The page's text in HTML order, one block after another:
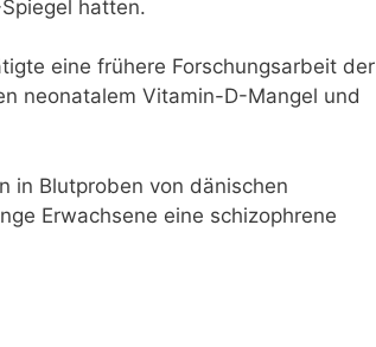
hatten.
eine frühere Forschungsarbeit der
neonatalem Vitamin-D-Mangel und
in Blutproben von dänischen
Erwachsene eine schizophrene